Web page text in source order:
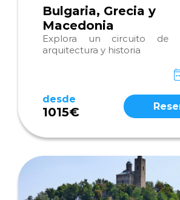
Bulgaria, Grecia y
Macedonia
Explora un circuito de
arquitectura y historia
desde
1015€